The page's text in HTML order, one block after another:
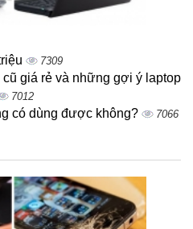
7309
giá rẻ và những gợi ý laptop
7012
có dùng được không? 7066